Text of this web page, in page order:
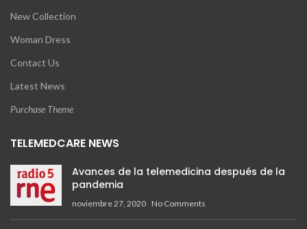
New Collection
Woman Dress
Contact Us
Latest News
Purchase Theme
TELEMEDCARE NEWS
Avances de la telemedicina después de la
pandemia
noviembre 27, 2020 No Comments